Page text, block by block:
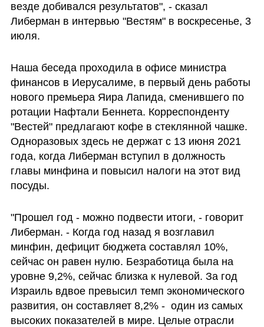
везде добивался результатов", - сказал
Либерман в интервью "Вестям" в воскресенье, 3
июля.
Наша беседа проходила в офисе министра
финансов в Иерусалиме, в первый день работы
нового премьера Яира Лапида, сменившего по
ротации Нафтали Беннета. Корреспонденту
"Вестей" предлагают кофе в стеклянной чашке.
Одноразовых здесь не держат с 13 июня 2021
года, когда Либерман вступил в должность
главы минфина и повысил налоги на этот вид
посуды.
"Прошел год - можно подвести итоги, - говорит
Либерман. - Когда год назад я возглавил
минфин, дефицит бюджета составлял 10%,
сейчас он равен нулю. Безработица была на
уровне 9,2%, сейчас близка к нулевой. За год
Израиль вдвое превысил темп экономического
развития, он составляет 8,2% -  один из самых
высоких показателей в мире. Целые отрасли